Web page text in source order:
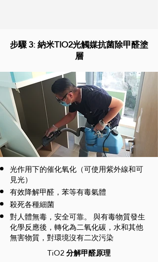
步驟 3: 納米TIO2光觸媒抗菌除甲醛塗
層
光作用下的催化氧化（可使用紫外線和可
見光）
有效降解甲醛，苯等有毒氣體
殺死各種細菌
對人體無毒，安全可靠。 與有毒物質發生
化學反應後，轉化為二氧化碳，水和其他
無害物質，對環境沒有二次污染
TiO2分解甲醛原理